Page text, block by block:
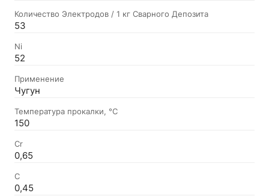
Количество Электродов / 1 кг Сварного Депозита
53
Ni
52
Применение
Чугун
Температура прокалки, °C
150
Cr
0,65
C
0,45